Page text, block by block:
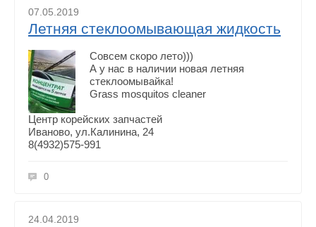
07.05.2019
Летняя стеклоомывающая жидкость
Совсем скоро лето)))
А у нас в наличии новая летняя
стеклоомывайка!
Grass mosquitos cleaner
Центр корейских запчастей
Иваново, ул.Калинина, 24
8(4932)575-991
0
24.04.2019